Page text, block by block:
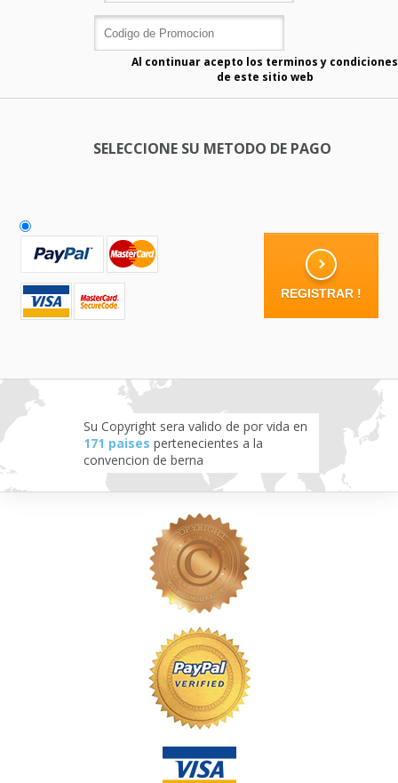
Al continuar acepto los terminos y condiciones
de este sitio web
SELECCIONE SU METODO DE PAGO
Su Copyright sera valido de por vida en
171 paises pertenecientes a la
convencion de berna